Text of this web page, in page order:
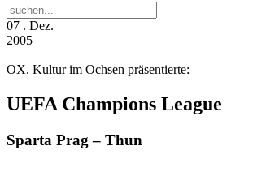
07 . Dez.
2005
OX. Kultur im Ochsen präsentierte:
UEFA Champions League
Sparta Prag – Thun